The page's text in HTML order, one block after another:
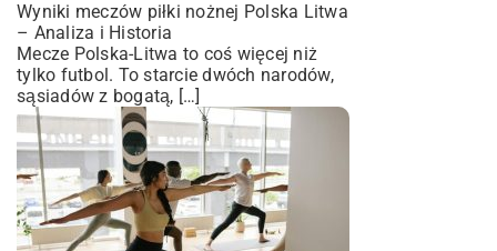
Wyniki meczów piłki nożnej Polska Litwa
– Analiza i Historia
Mecze Polska-Litwa to coś więcej niż
tylko futbol. To starcie dwóch narodów,
sąsiadów z bogatą, […]